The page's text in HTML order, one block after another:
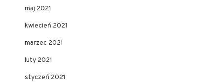
maj 2021
kwiecień 2021
marzec 2021
luty 2021
styczeń 2021